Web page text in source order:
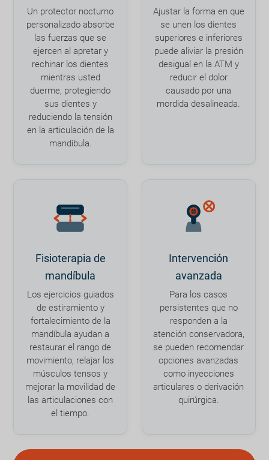
Un protector nocturno
personalizado absorbe
las fuerzas que se
ejercen al apretar y
rechinar los dientes
mientras usted
duerme, protegiendo
sus dientes y
reduciendo la tensión
en la articulación de la
mandíbula.
Ajustar la forma en que
se unen los dientes
superiores e inferiores
puede aliviar la presión
desigual en la ATM y
reducir el dolor
causado por una
mordida desalineada.
Fisioterapia de
mandíbula
Los ejercicios guiados
de estiramiento y
fortalecimiento de la
mandíbula ayudan a
restaurar el rango de
movimiento, relajar los
músculos tensos y
mejorar la movilidad de
las articulaciones con
el tiempo.
Intervención
avanzada
Para los casos
persistentes que no
responden a la
atención conservadora,
se pueden recomendar
opciones avanzadas
como inyecciones
articulares o derivación
quirúrgica.